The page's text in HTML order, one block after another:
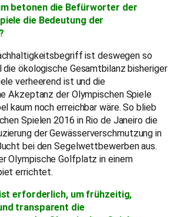
betonen die Befürworter der
die Bedeutung der
ist deswegen so
die ökologische Gesamtbilanz bisheriger
verheerend ist und die
Akzeptanz der Olympischen Spiele
kaum noch erreichbar wäre. So blieb
Spielen 2016 in Rio de Janeiro die
der Gewässerverschmutzung in
bei den Segelwettbewerben aus.
Olympische Golfplatz in einem
errichtet.
ist erforderlich, um frühzeitig,
transparent die